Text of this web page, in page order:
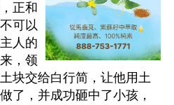
正和
可以
人的
，领
块交给白行简，让他用土
了，并成功砸中了小孩，